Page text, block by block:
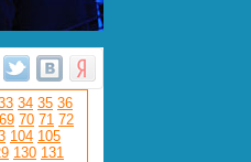
34 35 36
69 70 71 72
104 105
130 131